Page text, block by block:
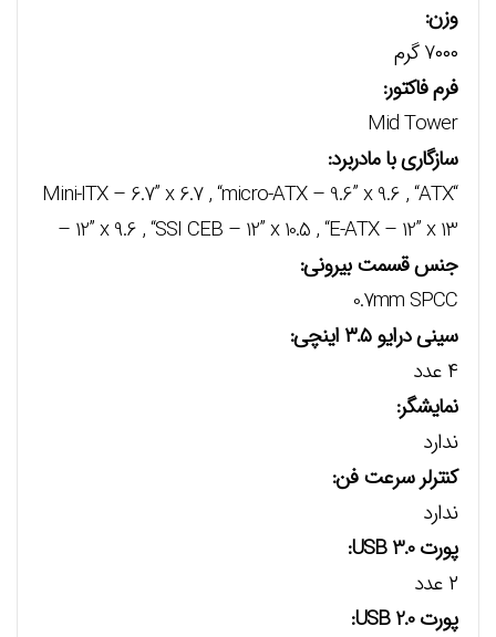
وزن:
۷۰۰۰ گرم
فرم فاکتور:
Mid Tower
سازگاري با مادربرد:
“Mini-ITX – 6.7” x 6.7 , “micro-ATX – 9.6” x 9.6 , “ATX
– 12” x 9.6 , “SSI CEB – 12” x 10.5 , “E-ATX – 12” x 13
جنس قسمت بيروني:
0.7mm SPCC
سيني درايو ۳.۵ اينچي:
۴ عدد
نمايشگر:
ندارد
کنترلر سرعت فن:
ندارد
پورت USB 3.0:
۲ عدد
پورت USB 2.0: